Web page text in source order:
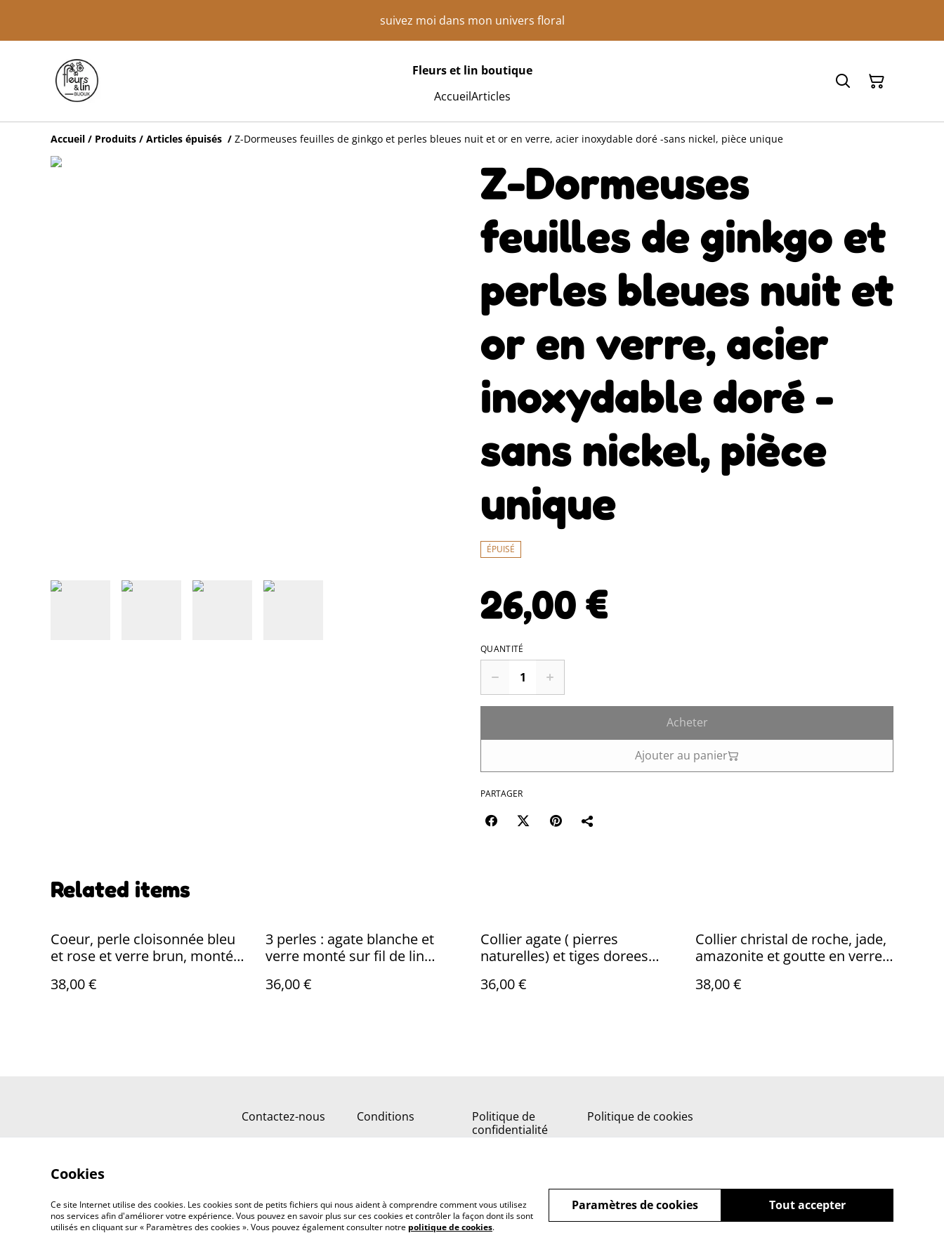
suivez moi dans mon univers floral
Fleurs et lin boutique
AccueilArticles
Accueil / Produits / Articles épuisés / Z-Dormeuses feuilles de ginkgo et perles bleues nuit et or en verre, acier inoxydable doré -sans nickel, pièce unique
Z-Dormeuses
feuilles de ginkgo et
perles bleues nuit et
or en verre, acier
inoxydable doré -
sans nickel, pièce
unique
ÉPUISÉ
26,00 €
QUANTITÉ
Acheter
Ajouter au panier
PARTAGER
Related items
Coeur, perle cloisonnée bleu
et rose et verre brun, monté
chaîne d'extension en acier
38,00 €
3 perles : agate blanche et
verre monté sur fil de lin
d'extension, pièce unique
36,00 €
Collier agate ( pierres
naturelles) et tiges dorees
chaîne d'extension en acier
36,00 €
Collier christal de roche, jade,
amazonite et goutte en verre
monté sur fil de lin réglable
38,00 €
Contactez-nous Conditions
Politique de
confidentialité
Politique de cookies
©2026 Fleurs et lin boutique
Cookies
Ce site Internet utilise des cookies. Les cookies sont de petits fichiers qui nous aident à comprendre comment vous utilisez
nos services afin d'améliorer votre expérience. Vous pouvez en savoir plus sur ces cookies et contrôler la façon dont ils sont
utilisés en cliquant sur « Paramètres des cookies ». Vous pouvez également consulter notre politique de cookies.
Tout accepter
Paramètres de cookies